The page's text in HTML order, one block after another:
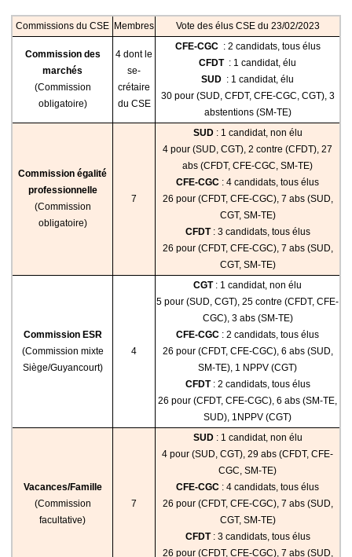
Commissions du CSE Membres Vote des élus CSE du 23/02/2023
Commission des
marchés
(Commission
obligatoire)
4 dont le
se-
crétaire
du CSE
CFE-CGC : 2 candidats, tous élus
CFDT : 1 candidat, élu
SUD : 1 candidat, élu
30 pour (SUD, CFDT, CFE-CGC, CGT), 3
abstentions (SM-TE)
Commission égalité
professionnelle
(Commission
obligatoire)
7
SUD: 1 candidat, non élu
4 pour (SUD, CGT), 2 contre (CFDT), 27
abs (CFDT, CFE-CGC, SM-TE)
CFE-CGC : 4 candidats, tous élus
26 pour (CFDT, CFE-CGC), 7 abs (SUD,
CGT, SM-TE)
CFDT: 3 candidats, tous élus
26 pour (CFDT, CFE-CGC), 7 abs (SUD,
CGT, SM-TE)
Commission ESR
(Commission mixte
Siège/Guyancourt)
4
CGT: 1 candidat, non élu
5 pour (SUD, CGT), 25 contre (CFDT, CFE-
CGC), 3 abs (SM-TE)
CFE-CGC : 2 candidats, tous élus
26 pour (CFDT, CFE-CGC), 6 abs (SUD,
SM-TE), 1 NPPV (CGT)
CFDT: 2 candidats, tous élus
26 pour (CFDT, CFE-CGC), 6 abs (SM-TE,
SUD), 1NPPV (CGT)
Vacances/Famille
(Commission
facultative)
7
SUD: 1 candidat, non élu
4 pour (SUD, CGT), 29 abs (CFDT, CFE-
CGC, SM-TE)
CFE-CGC : 4 candidats, tous élus
26 pour (CFDT, CFE-CGC), 7 abs (SUD,
CGT, SM-TE)
CFDT: 3 candidats, tous élus
26 pour (CFDT, CFE-CGC), 7 abs (SUD,